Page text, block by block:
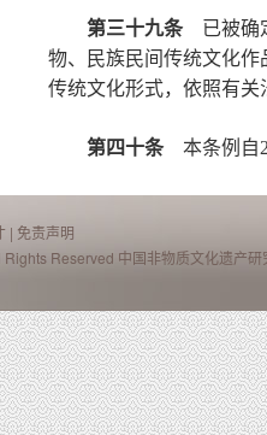
第三十九条已被确
物、民族民间传统文化
传统文化形式，依照有
第四十条本条例自
| 免责声明
Reserved 中国非物质文化遗产